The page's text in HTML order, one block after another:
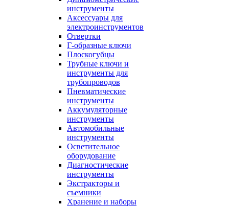
инструменты
Аксессуары для
электроинструментов
Отвертки
Г-образные ключи
Плоскогубцы
Трубные ключи и
инструменты для
трубопроводов
Пневматические
инструменты
Аккумуляторные
инструменты
Автомобильные
инструменты
Осветительное
оборудование
Диагностические
инструменты
Экстракторы и
съемники
Хранение и наборы